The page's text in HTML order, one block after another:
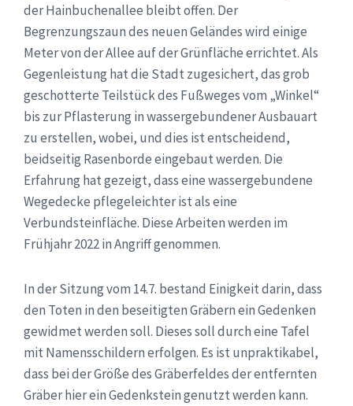
der Hainbuchenallee bleibt offen. Der
Begrenzungszaun des neuen Geländes wird einige
Meter von der Allee auf der Grünfläche errichtet. Als
Gegenleistung hat die Stadt zugesichert, das grob
geschotterte Teilstück des Fußweges vom „Winkel“
bis zur Pflasterung in wassergebundener Ausbauart
zu erstellen, wobei, und dies ist entscheidend,
beidseitig Rasenborde eingebaut werden. Die
Erfahrung hat gezeigt, dass eine wassergebundene
Wegedecke pflegeleichter ist als eine
Verbundsteinfläche. Diese Arbeiten werden im
Frühjahr 2022 in Angriff genommen.
In der Sitzung vom 14.7. bestand Einigkeit darin, dass
den Toten in den beseitigten Gräbern ein Gedenken
gewidmet werden soll. Dieses soll durch eine Tafel
mit Namensschildern erfolgen. Es ist unpraktikabel,
dass bei der Größe des Gräberfeldes der entfernten
Gräber hier ein Gedenkstein genutzt werden kann.